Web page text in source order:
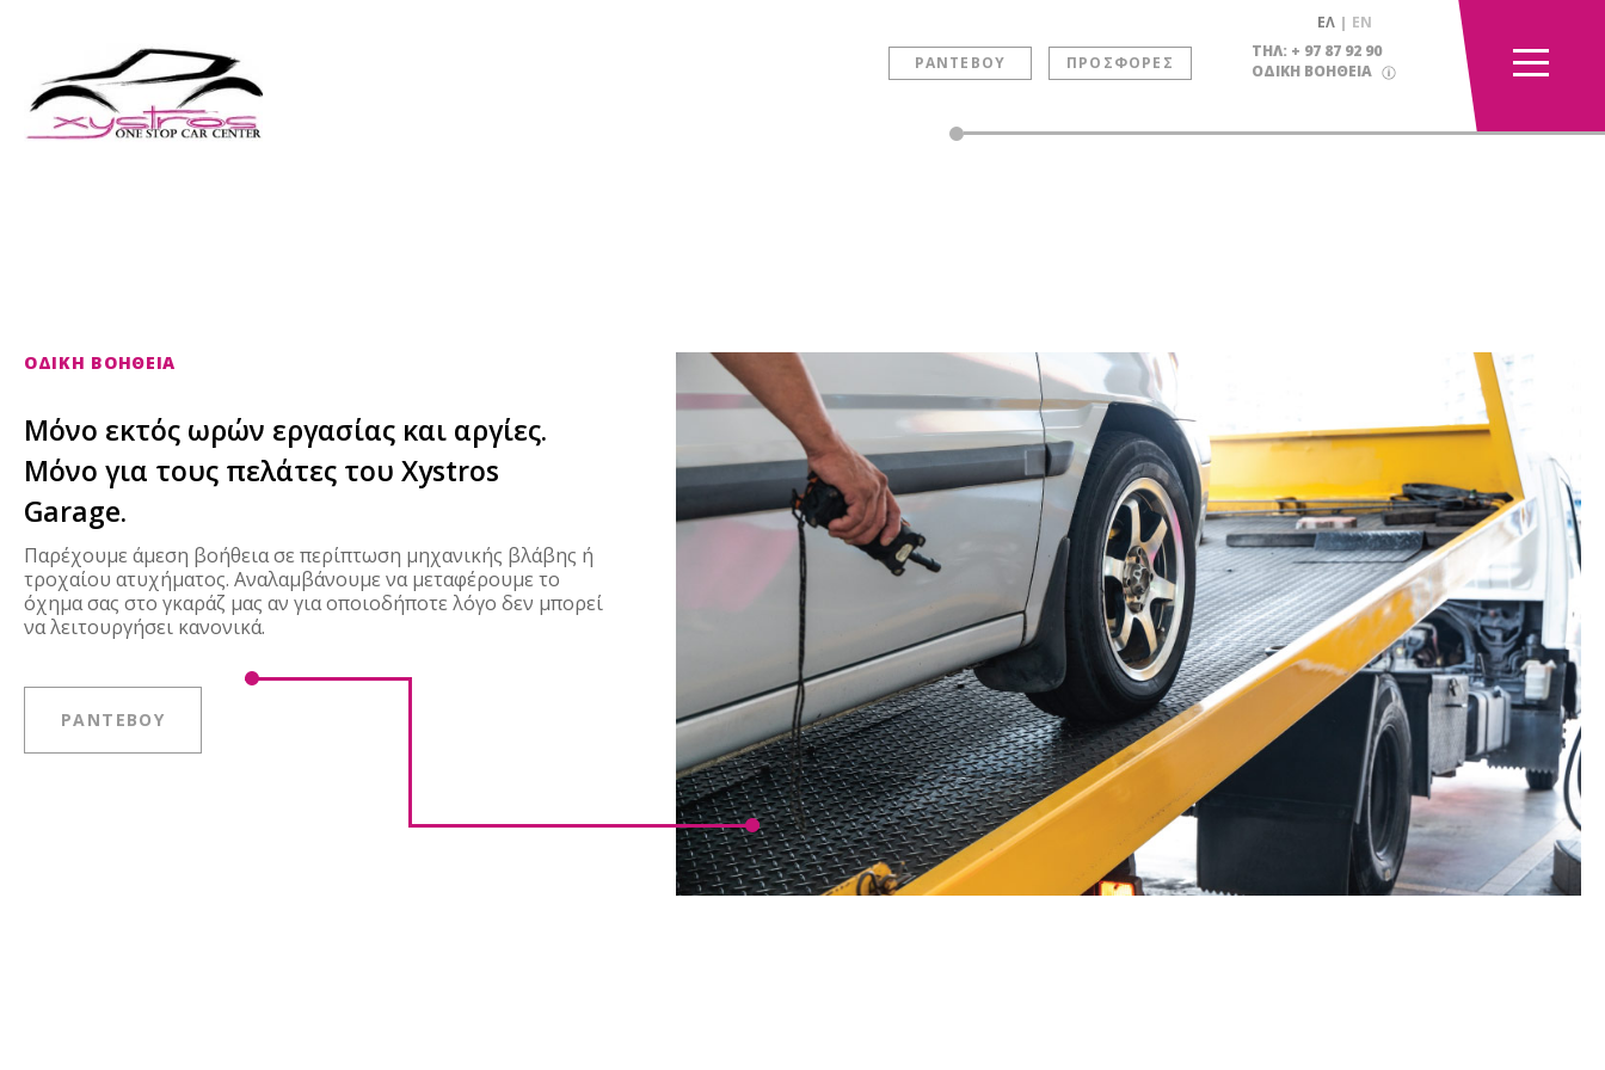
ΕΛ
EN
ΡΑΝΤΕΒΟΥ
ΠΡΟΣΦΟΡΕΣ
ΤΗΛ: + 97 87 92 90
ΟΔΙΚΗ ΒΟΗΘΕΙΑ
ΟΔΙΚΗ ΒΟΗΘΕΙΑ
Μόνο εκτός ωρών εργασίας και αργίες.
Μόνο για τους πελάτες του Xystros
Garage.
Παρέχουμε άμεση βοήθεια σε περίπτωση μηχανικής βλάβης ή
τροχαίου ατυχήματος. Αναλαμβάνουμε να μεταφέρουμε το
όχημα σας στο γκαράζ μας αν για οποιοδήποτε λόγο δεν μπορεί
να λειτουργήσει κανονικά.
ΡΑΝΤΕΒΟΥ